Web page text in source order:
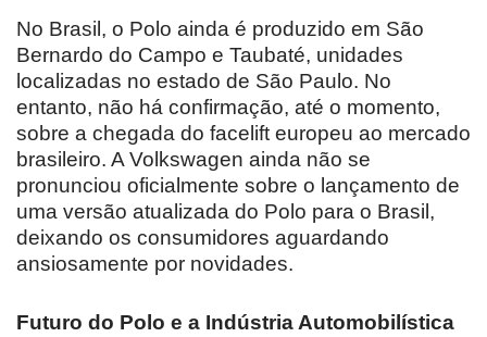
No Brasil, o Polo ainda é produzido em São
Bernardo do Campo e Taubaté, unidades
localizadas no estado de São Paulo. No
entanto, não há confirmação, até o momento,
sobre a chegada do facelift europeu ao mercado
brasileiro. A Volkswagen ainda não se
pronunciou oficialmente sobre o lançamento de
uma versão atualizada do Polo para o Brasil,
deixando os consumidores aguardando
ansiosamente por novidades.
Futuro do Polo e a Indústria Automobilística